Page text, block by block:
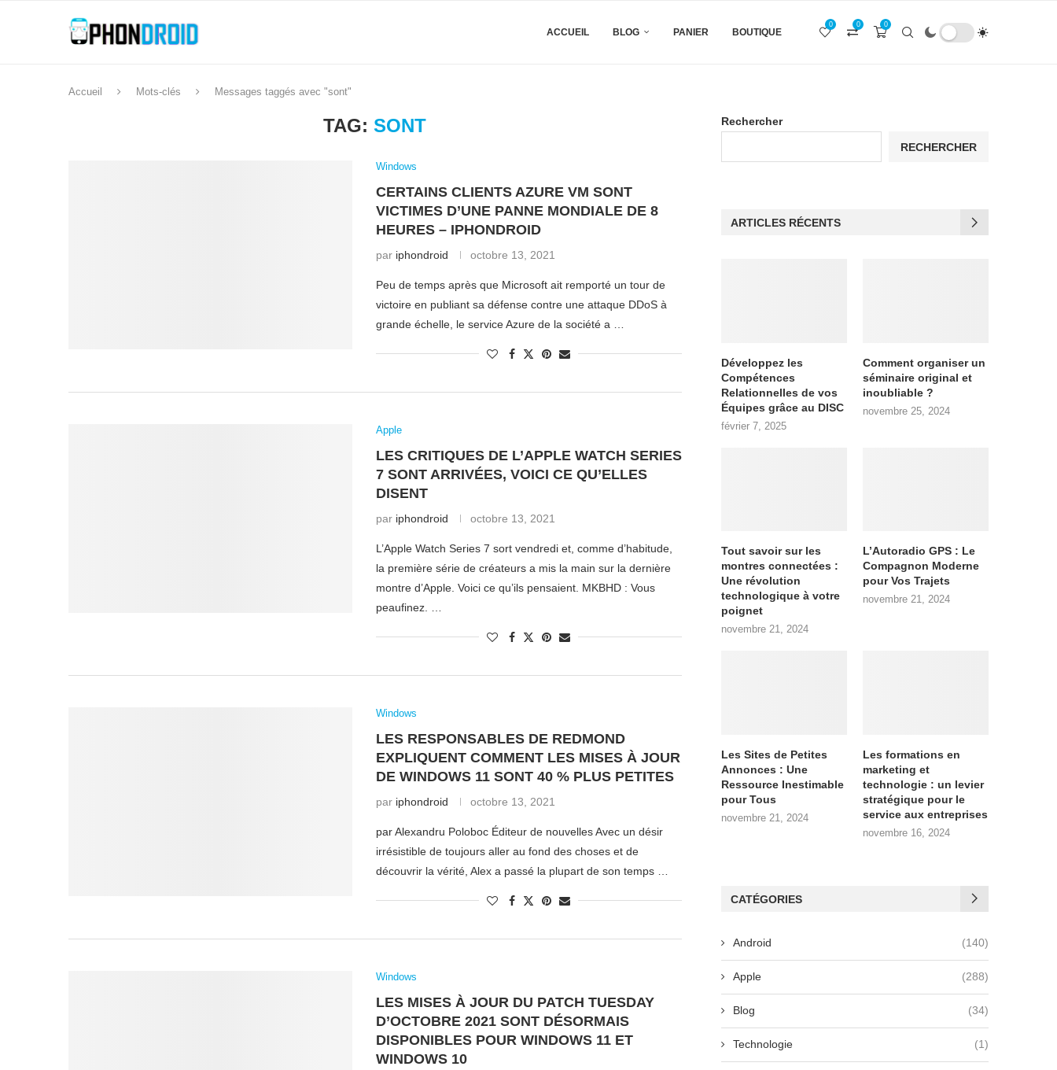
ACCUEIL BLOG PANIER BOUTIQUE
0
0
0
Accueil Mots-clés Messages taggés avec "sont"
TAG:SONT
Windows
CERTAINS CLIENTS AZURE VM SONT
VICTIMES D’UNE PANNE MONDIALE DE 8
HEURES – IPHONDROID
par iphondroid octobre 13, 2021
Peu de temps après que Microsoft ait remporté un tour de
victoire en publiant sa défense contre une attaque DDoS à
grande échelle, le service Azure de la société a …
Apple
LES CRITIQUES DE L’APPLE WATCH SERIES
7 SONT ARRIVÉES, VOICI CE QU’ELLES
DISENT
par iphondroid octobre 13, 2021
L’Apple Watch Series 7 sort vendredi et, comme d’habitude,
la première série de créateurs a mis la main sur la dernière
montre d’Apple. Voici ce qu’ils pensaient. MKBHD : Vous
peaufinez. …
Windows
LES RESPONSABLES DE REDMOND
EXPLIQUENT COMMENT LES MISES À JOUR
DE WINDOWS 11 SONT 40 % PLUS PETITES
par iphondroid octobre 13, 2021
par Alexandru Poloboc Éditeur de nouvelles Avec un désir
irrésistible de toujours aller au fond des choses et de
découvrir la vérité, Alex a passé la plupart de son temps …
Windows
LES MISES À JOUR DU PATCH TUESDAY
D’OCTOBRE 2021 SONT DÉSORMAIS
DISPONIBLES POUR WINDOWS 11 ET
WINDOWS 10
Rechercher
RECHERCHER
ARTICLES RÉCENTS
Développez les
Compétences
Relationnelles de vos
Équipes grâce au DISC
février 7, 2025
Comment organiser un
séminaire original et
inoubliable ?
novembre 25, 2024
Tout savoir sur les
montres connectées :
Une révolution
technologique à votre
poignet
novembre 21, 2024
L’Autoradio GPS : Le
Compagnon Moderne
pour Vos Trajets
novembre 21, 2024
Les Sites de Petites
Annonces : Une
Ressource Inestimable
pour Tous
novembre 21, 2024
Les formations en
marketing et
technologie : un levier
stratégique pour le
service aux entreprises
novembre 16, 2024
CATÉGORIES
Android (140)
Apple (288)
Blog (34)
Technologie (1)